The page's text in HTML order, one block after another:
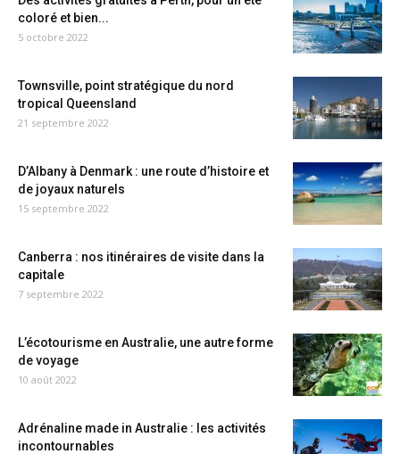
coloré et bien...
5 octobre 2022
Townsville, point stratégique du nord
tropical Queensland
21 septembre 2022
D’Albany à Denmark : une route d’histoire et
de joyaux naturels
15 septembre 2022
Canberra : nos itinéraires de visite dans la
capitale
7 septembre 2022
L’écotourisme en Australie, une autre forme
de voyage
10 août 2022
Adrénaline made in Australie : les activités
incontournables